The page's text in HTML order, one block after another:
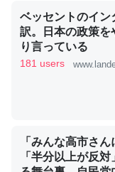
論文では「淡水は
利だから両方が拮
いる鋏角類（カブ
ずキチンを強化し
─ニュース :: 【研究
ベッセントのイン
訳。日本の政策を
り言っている
181 users
「みんな高市さん
「半分以上が反